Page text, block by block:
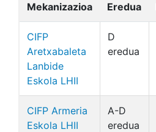
Mekanizazioa Eredua
CIFP
Aretxabaleta
Lanbide
Eskola LHII
D
eredua
CIFP Armeria
Eskola LHII
A-D
eredua